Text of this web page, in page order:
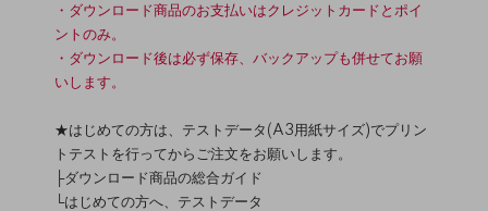
・ダウンロード商品のお支払いはクレジットカードとポイ
ントのみ。
・ダウンロード後は必ず保存、バックアップも併せてお願
いします。
★はじめての方は、テストデータ(A3用紙サイズ)でプリン
トテストを行ってからご注文をお願いします。
├ダウンロード商品の総合ガイド
└はじめての方へ、テストデータ